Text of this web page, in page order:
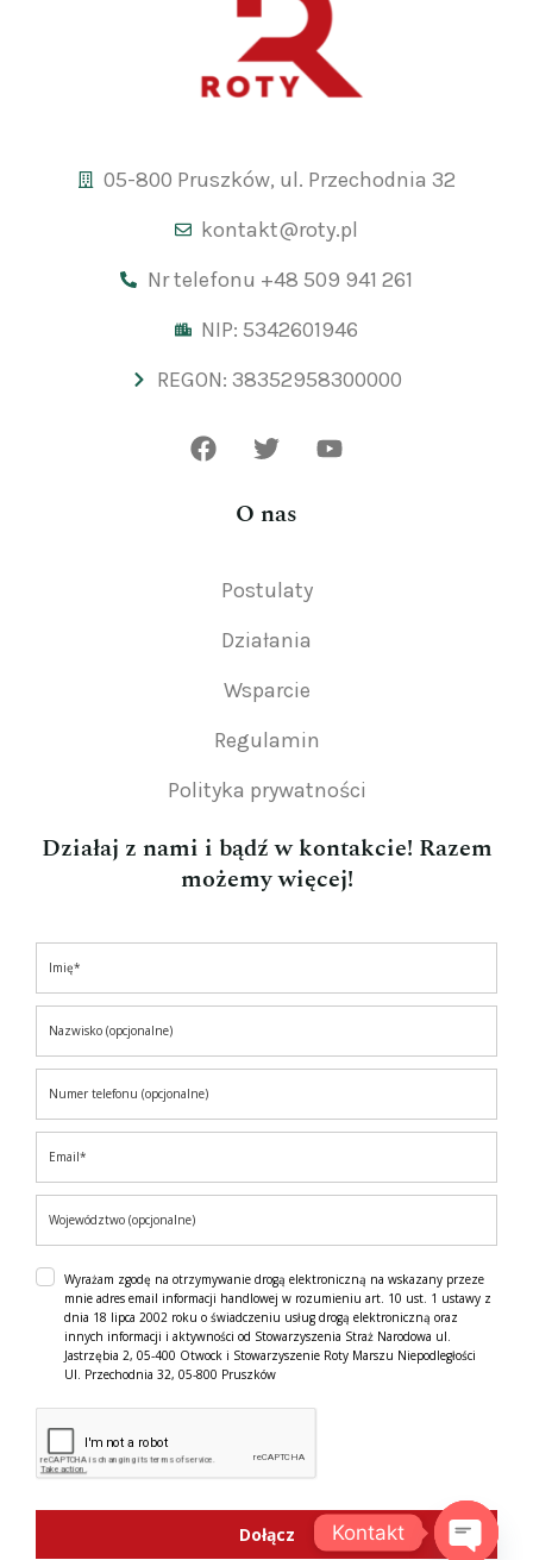
05-800 Pruszków, ul. Przechodnia 32
kontakt@roty.pl
Nr telefonu +48 509 941 261
NIP: 5342601946
REGON: 38352958300000
O nas
Postulaty
Działania
Wsparcie
Regulamin
Polityka prywatności
Działaj z nami i bądź w kontakcie! Razem
możemy więcej!
Wyrażam zgodę na otrzymywanie drogą elektroniczną na wskazany przeze
mnie adres email informacji handlowej w rozumieniu art. 10 ust. 1 ustawy z
dnia 18 lipca 2002 roku o świadczeniu usług drogą elektroniczną oraz
innych informacji i aktywności od Stowarzyszenia Straż Narodowa ul.
Jastrzębia 2, 05-400 Otwock i Stowarzyszenie Roty Marszu Niepodległości
Ul. Przechodnia 32, 05-800 Pruszków
Dołącz Kontakt